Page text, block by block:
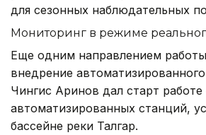
для сезонных наблюдательных
Мониторинг в режиме
Еще одним направлением
внедрение
Чингис Аринов дал старт работе
автоматизированных станций,
бассейне реки Талгар.